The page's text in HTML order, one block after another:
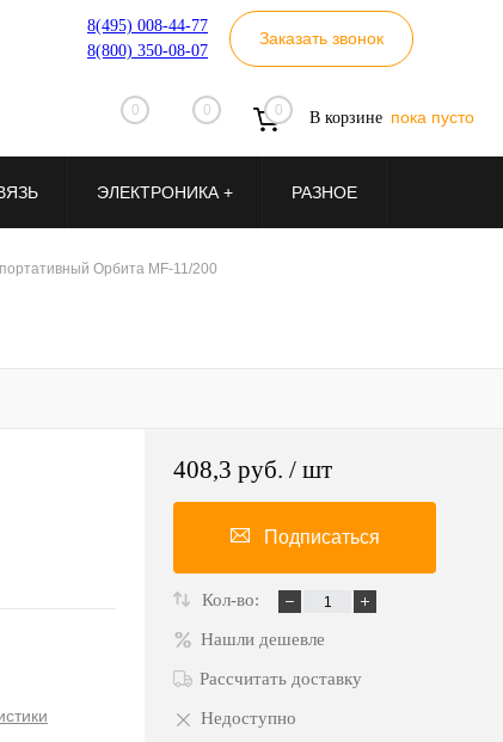
8(495) 008-44-77
8(800) 350-08-07
Заказать звонок
0 0 0 В корзине пока пусто
ЭЛЕКТРОНИКА + РАЗНОЕ
Орбита MF-11/200
408,3 руб. / шт
Подписаться
Кол-во:
Нашли дешевле
Рассчитать доставку
Недоступно